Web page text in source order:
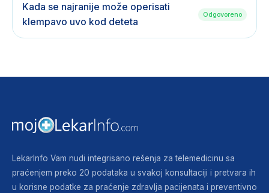
Kada se najranije može operisati
klempavo uvo kod deteta
Odgovoreno
LekarInfo Vam nudi integrisano rešenja za telemedicinu sa
praćenjem preko 20 podataka u svakoj konsultaciji i pretvara ih
u korisne podatke za praćenje zdravlja pacijenata i preventivno